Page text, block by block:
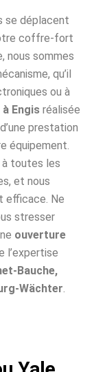
se déplacent
coffre-fort
nous sommes
qu’il
ou à
Engisréalisée
prestation
équipement.
à toutes les
et nous
efficace. Ne
stresser
ouverture
l’expertise
Bauche,
Wächter.